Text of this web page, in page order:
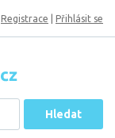
Registrace Přihlásit se
Hledat